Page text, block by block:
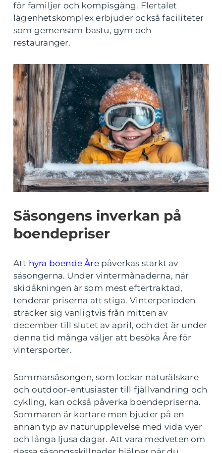
för familjer och kompisgäng. Flertalet
lägenhetskomplex erbjuder också faciliteter
som gemensam bastu, gym och
restauranger.
Säsongens inverkan på
boendepriser
Att hyra boende Årepåverkas starkt av
säsongerna. Under vintermånaderna, när
skidåkningen är som mest eftertraktad,
tenderar priserna att stiga. Vinterperioden
sträcker sig vanligtvis från mitten av
december till slutet av april, och det är under
denna tid många väljer att besöka Åre för
vintersporter.
Sommarsäsongen, som lockar naturälskare
och outdoor-entusiaster till fjällvandring och
cykling, kan också påverka boendepriserna.
Sommaren är kortare men bjuder på en
annan typ av naturupplevelse med vida vyer
och långa ljusa dagar. Att vara medveten om